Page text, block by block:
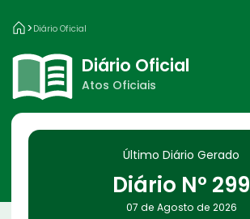
>Diário Oficial
Diário Oficial
Atos Oficiais
Último Diário Gerado
Diário Nº 299
07 de Agosto de 2026